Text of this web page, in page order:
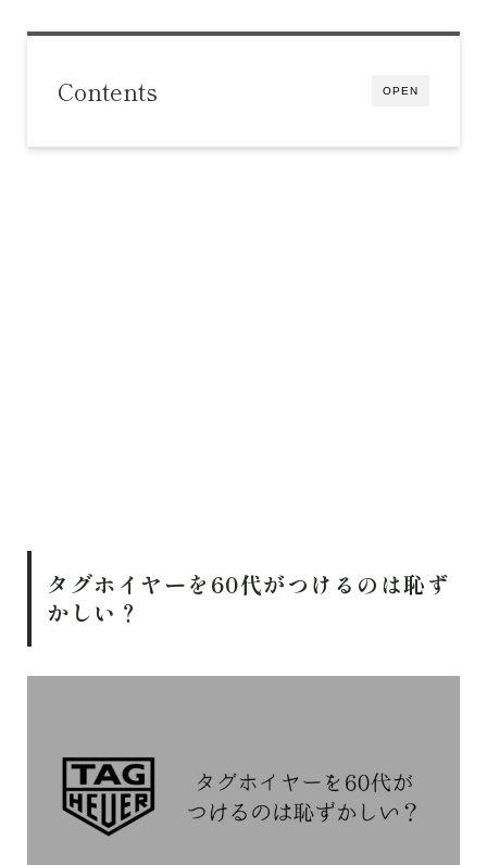
OPEN
Contents
タグホイヤーを60代がつけるのは恥ず
かしい？